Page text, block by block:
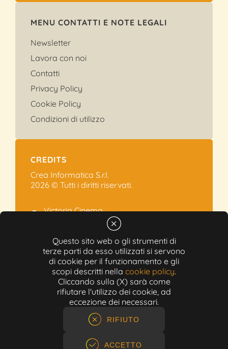
Questo sito web o gli strumenti di
terze parti da esso utilizzati si servono
di cookie per il funzionamento e gli
scopi descritti nella cookie policy.
Cliccando sulla (X) sarà come
rifiutare l'utilizzo dei cookie, ad
eccezione dei necessari.
RIFIUTO
ACCETTO
MENU CONTATTI E NOTE LEGALI
Newsletter
Lavora con noi
Contatti
Privacy Policy
Cookie Policy
Condizioni di utilizzo
CREDITS
Crea Informatica S.r.l.
2026 © Tutti i diritti riservati.
Victoria Cinema
Via Ramelli, 101 - Modena
+39 059.454622
info@victoriacinema.it
Partita IVA: 02603471208
N-REA: 452611
Capitale sociale: 300.000,00€